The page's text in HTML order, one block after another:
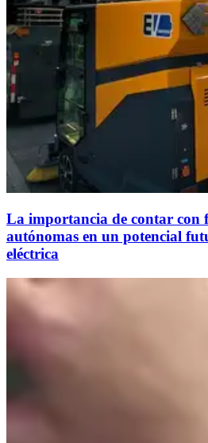
La importancia de contar con
autónomas en un potencial
eléctrica